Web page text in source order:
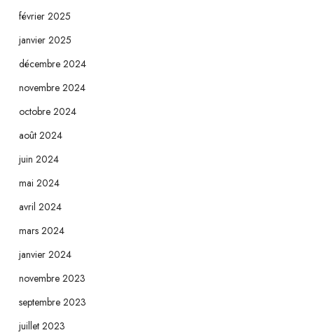
février 2025
janvier 2025
décembre 2024
novembre 2024
octobre 2024
août 2024
juin 2024
mai 2024
avril 2024
mars 2024
janvier 2024
novembre 2023
septembre 2023
juillet 2023